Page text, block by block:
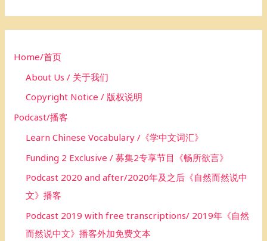
rHome/首页
About Us / 关于我们
Copyright Notice / 版权说明
Podcast/播客
Learn Chinese Vocabulary /《学中文词汇》
Funding 2 Exclusive / 募集2专享节目《畅所欲言》
Podcast 2020 and after/2020年及之后《自然而然说中
文》播客
Podcast 2019 with free transcriptions/ 2019年《自然
而然说中文》播客外加免费文本